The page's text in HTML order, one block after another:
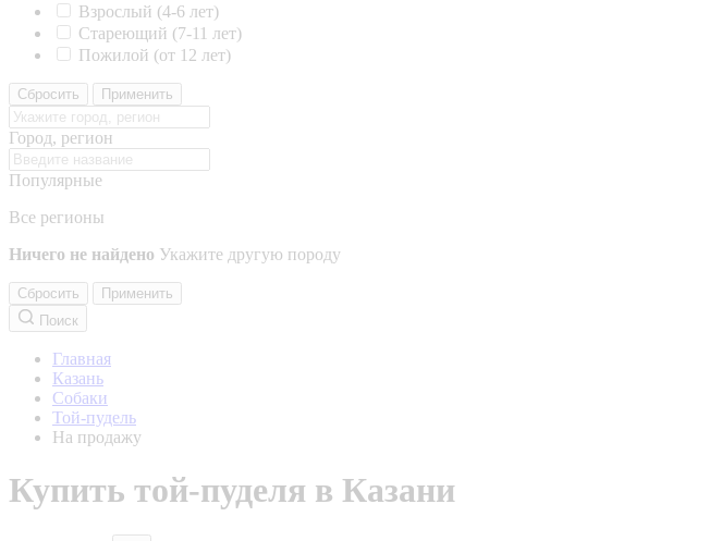
Взрослый (4-6 лет)
Стареющий (7-11 лет)
Пожилой (от 12 лет)
Сбросить Применить
Город, регион
Популярные
Все регионы
Ничего не найдено Укажите другую породу
Сбросить
Применить
Поиск
Главная
Казань
Собаки
Той-пудель
На продажу
Купить той-пуделя в Казани